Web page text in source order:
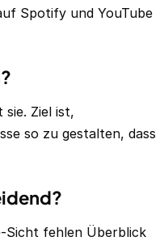
Spotify und YouTube
Ziel ist,
so zu gestalten, dass
Sicht fehlen Überblick